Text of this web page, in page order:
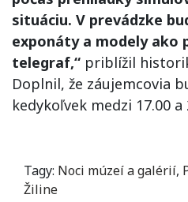
situáciu. V prevádzke
exponáty a modely ako
telegraf,“ priblížil
Doplnil, že záujemcovia
kedykoľvek medzi 17.00 a
Tagy: Noci múzeí a galérií,
Žiline